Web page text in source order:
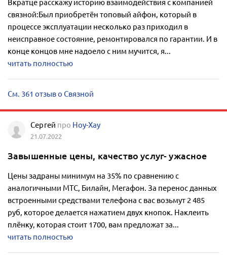
Вкратце расскажу историю взаимодействия с компанией
связной:Был приобретён топовый айфон, который в
процессе эксплуатации несколько раз приходил в
неисправное состояние, ремонтировался по гарантии. И в
конце концов мне надоело с ним мучится, я...
читать полностью
См. 361 отзыв о Связной
Сергей про Ноу-Хау
21.07.2022
Завышенные цены, качество услуг- ужасное
Цены задраны минимум на 35% по сравнению с
аналогичными МТС, Билайн, Мегафон. За перенос данных
встроенными средствами телефона с вас возьмут 2 485
руб, которое делается нажатием двух кнопок. Наклеить
плёнку, которая стоит 1700, вам предложат за...
читать полностью